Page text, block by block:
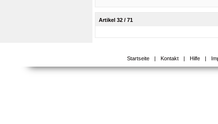
Artikel 32 / 71
Startseite | Kontakt | Hilfe |